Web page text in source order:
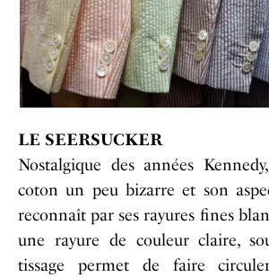
LE SEERSUCKER
Nostalgique des années
coton un peu bizarre et son
reconnaît par ses rayures fines
une rayure de couleur claire,
tissage permet de faire